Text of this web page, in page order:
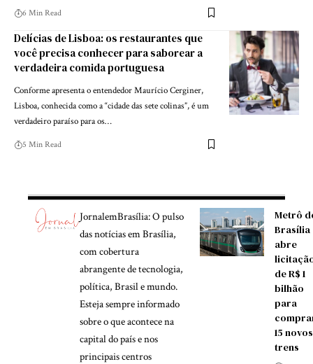
6 Min Read
Delícias de Lisboa: os restaurantes que
você precisa conhecer para saborear a
verdadeira comida portuguesa
Conforme apresenta o entendedor Maurício Cerginer,
Lisboa, conhecida como a “cidade das sete colinas”, é um
verdadeiro paraíso para os…
5 Min Read
JornalemBrasília: O pulso
das notícias em Brasília,
com cobertura
abrangente de tecnologia,
política, Brasil e mundo.
Esteja sempre informado
sobre o que acontece na
capital do país e nos
principais centros
Metrô
Brasília
abre
de R$ 1
bilhão
para
15 novos
trens